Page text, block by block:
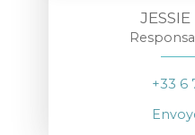
+33 6